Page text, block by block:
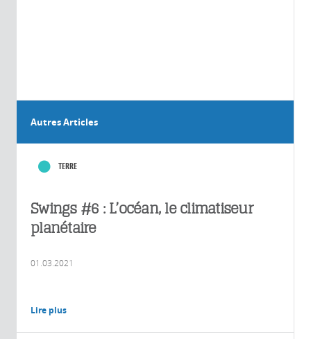
Autres Articles
TERRE
Swings #6 : L’océan, le climatiseur
planétaire
01.03.2021
Lire plus